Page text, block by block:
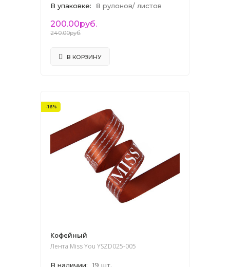
В упаковке: 8 рулонов/ листов
200.00руб.
240.00руб.
В КОРЗИНУ
-16%
Кофейный
Лента Miss You YSZD025-005
В наличии: 19 шт.